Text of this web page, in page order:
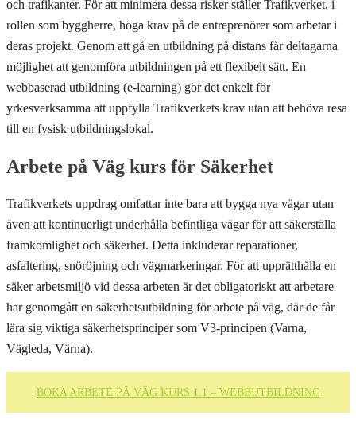
och trafikanter. För att minimera dessa risker ställer Trafikverket, i
rollen som byggherre, höga krav på de entreprenörer som arbetar i
deras projekt. Genom att gå en utbildning på distans får deltagarna
möjlighet att genomföra utbildningen på ett flexibelt sätt. En
webbaserad utbildning (e-learning) gör det enkelt för
yrkesverksamma att uppfylla Trafikverkets krav utan att behöva resa
till en fysisk utbildningslokal.
Arbete på Väg kurs för Säkerhet
Trafikverkets uppdrag omfattar inte bara att bygga nya vägar utan
även att kontinuerligt underhålla befintliga vägar för att säkerställa
framkomlighet och säkerhet. Detta inkluderar reparationer,
asfaltering, snöröjning och vägmarkeringar. För att upprätthålla en
säker arbetsmiljö vid dessa arbeten är det obligatoriskt att arbetare
har genomgått en säkerhetsutbildning för arbete på väg, där de får
lära sig viktiga säkerhetsprinciper som V3-principen (Varna,
Vägleda, Värna).
BOKA ARBETE PÅ VÄG KURS 1.1 – WEBBUTBILDNING